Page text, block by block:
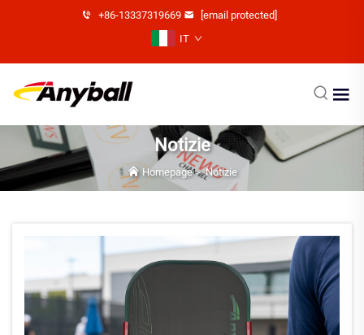
+86-13337319669
[email protected]
IT
Notizie
Homepage>Notizie